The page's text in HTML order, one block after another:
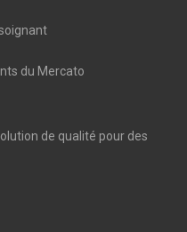
du Mercato
de qualité pour des